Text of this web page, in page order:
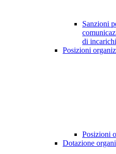
Sanzioni
di
Posizioni
Posizioni
Dotazione